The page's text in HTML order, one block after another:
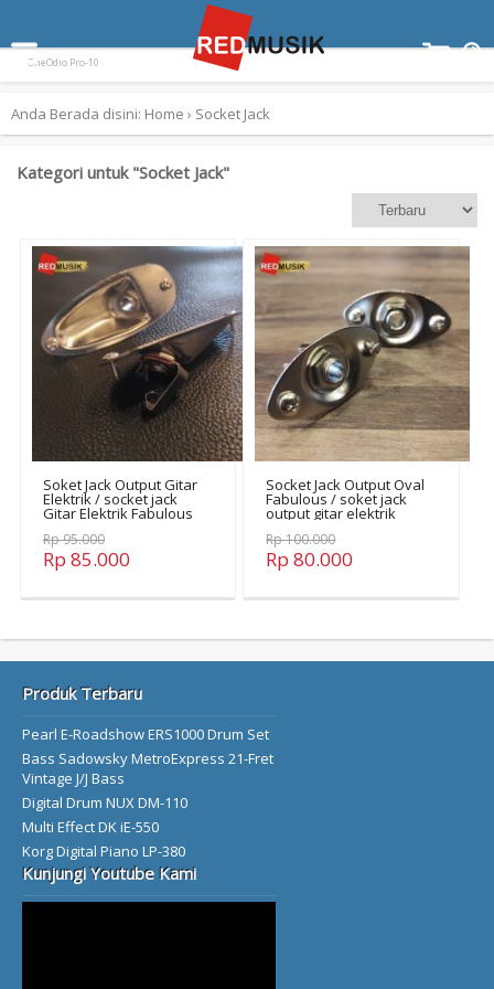
Paladin SK-55 Ampli Gitar Blackstar ID Core 10 V3
Keyboard Yamaha EZ300
OneOdio Pro-10
Anda Berada disini: Home › Socket Jack
Kategori untuk "Socket Jack"
Soket Jack Output Gitar
Elektrik / socket jack
Gitar Elektrik Fabulous
Rp 95.000
Rp 85.000
Socket Jack Output Oval
Fabulous / soket jack
output gitar elektrik
Rp 100.000
Rp 80.000
Produk Terbaru
Pearl E-Roadshow ERS1000 Drum Set
Bass Sadowsky MetroExpress 21-Fret
Vintage J/J Bass
Digital Drum NUX DM-110
Multi Effect DK iE-550
Korg Digital Piano LP-380
Kunjungi Youtube Kami